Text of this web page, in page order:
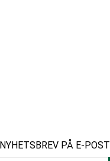
PÅ E-POST